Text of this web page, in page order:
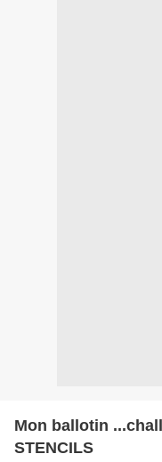
Mon ballotin ...challenge
STENCILS